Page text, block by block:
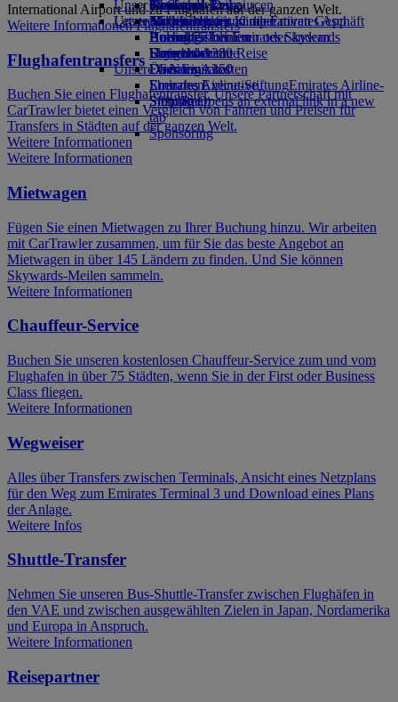
Getränke
Unsere Flotte
Boeing 777
Emirates A380
Emirates A350
Emirates Executive
Sitzpläne
Kinderspielzeug
Aktivitäten für Kinder
Unser Planet
Nachhaltigkeit im operativen Geschäft
Umweltrichtlinien
Umweltberichte
Unsere Gemeinschaften
Emirates Airline-StiftungEmirates Airline-
Stiftung Opens an external link in a new
tab
Sponsoring
Genf nach Dubai
Letzte Reiseziele
Helsinki
Hangzhou
Da Nang
Shenzhen
Siem Reap
Skywards Rail
Meilenrechner
Anmelden bei Emirates Skywards
Skywards+
Anfragen
Tools und Ressourcen
Mobiltelefon und die Emirates App
Buchung stornieren oder ändern
Unterbrochene Reise
Über Emirates
International Airport und zu Flughäfen auf der ganzen Welt.
Weitere Informationen Flughafentransfers
Flughafentransfers
Buchen Sie einen Flughafentransfer. Unsere Partnerschaft mit
CarTrawler bietet einen Vergleich von Fahrten und Preisen für
Transfers in Städten auf der ganzen Welt.
Weitere Informationen
Weitere Informationen
Mietwagen
Fügen Sie einen Mietwagen zu Ihrer Buchung hinzu. Wir arbeiten
mit CarTrawler zusammen, um für Sie das beste Angebot an
Mietwagen in über 145 Ländern zu finden. Und Sie können
Skywards-Meilen sammeln.
Weitere Informationen
Chauffeur-Service
Buchen Sie unseren kostenlosen Chauffeur-Service zum und vom
Flughafen in über 75 Städten, wenn Sie in der First oder Business
Class fliegen.
Weitere Informationen
Wegweiser
Alles über Transfers zwischen Terminals, Ansicht eines Netzplans
für den Weg zum Emirates Terminal 3 und Download eines Plans
der Anlage.
Weitere Infos
Shuttle-Transfer
Nehmen Sie unseren Bus-Shuttle-Transfer zwischen Flughäfen in
den VAE und zwischen ausgewählten Zielen in Japan, Nordamerika
und Europa in Anspruch.
Weitere Informationen
Reisepartner